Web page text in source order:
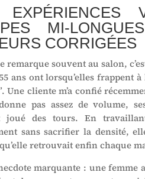
EXPÉRIENCES
MI-
CORRIGÉES
remarque souvent au salon,
ans ont lorsqu’elles frappent
Une cliente m’a confié
pas assez de volume,
joué des tours. En
sans sacrifier la densité,
retrouvait enfin chaque
marquante : une femme